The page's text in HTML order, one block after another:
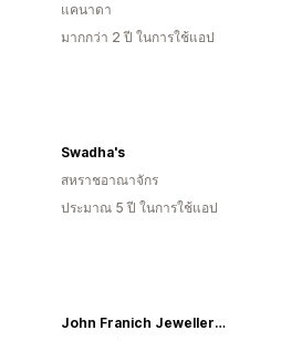
แคนาดา
มากกว่า 2 ปี ในการใช้แอป
Swadha's
สหราชอาณาจักร
ประมาณ 5 ปี ในการใช้แอป
John Franich Jewellers NZ